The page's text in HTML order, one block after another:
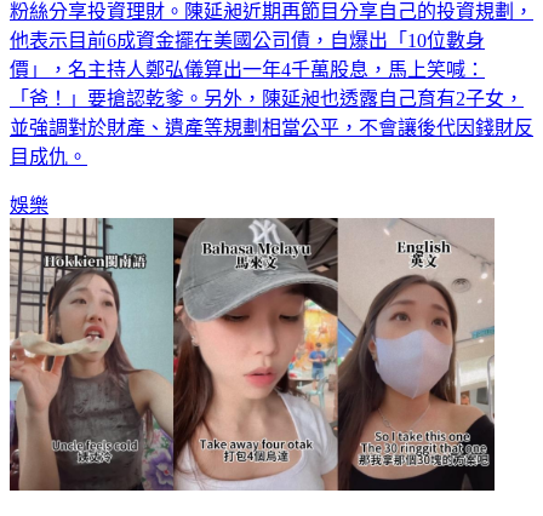
粉絲分享投資理財。陳延昶近期再節目分享自己的投資規劃，
他表示目前6成資金擺在美國公司債，自爆出「10位數身
價」，名主持人鄭弘儀算出一年4千萬股息，馬上笑喊：
「爸！」要搶認乾爹。另外，陳延昶也透露自己育有2子女，
並強調對於財產、遺產等規劃相當公平，不會讓後代因錢財反
目成仇。
娛樂